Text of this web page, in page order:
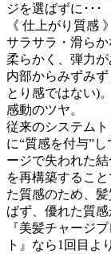
ジを選ばずに･･･
《 仕上がり質感 》
サラサラ・滑らか
柔らかく、弾力が
内部からみずみ
とり感ではない)。
感動のツヤ。
従来のシステム
に“質感を付与”
ージで失われた
を再構築するこ
た質感のため、
ばず、優れた質感
『美髪チャージ
ト』なら1回目よ